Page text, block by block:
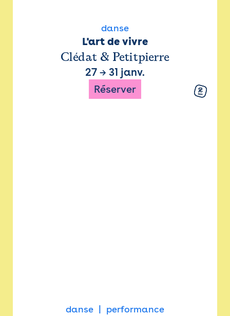
danse
L'art de vivre
Clédat & Petitpierre
27 → 31 janv.
Réserver
danse performance